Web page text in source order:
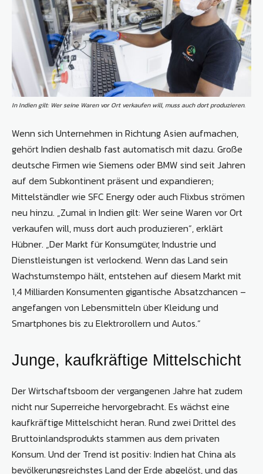
In Indien gilt: Wer seine Waren vor Ort verkaufen will, muss auch dort produzieren.
Wenn sich Unternehmen in Richtung Asien aufmachen,
gehört Indien deshalb fast automatisch mit dazu. Große
deutsche Firmen wie Siemens oder BMW sind seit Jahren
auf dem Subkontinent präsent und expandieren;
Mittelständler wie SFC Energy oder auch Flixbus strömen
neu hinzu. „Zumal in Indien gilt: Wer seine Waren vor Ort
verkaufen will, muss dort auch produzieren“, erklärt
Hübner. „Der Markt für Konsumgüter, Industrie und
Dienstleistungen ist verlockend. Wenn das Land sein
Wachstumstempo hält, entstehen auf diesem Markt mit
1,4 Milliarden Konsumenten gigantische Absatzchancen –
angefangen von Lebensmitteln über Kleidung und
Smartphones bis zu Elektrorollern und Autos.“
Junge, kaufkräftige Mittelschicht
Der Wirtschaftsboom der vergangenen Jahre hat zudem
nicht nur Superreiche hervorgebracht. Es wächst eine
kaufkräftige Mittelschicht heran. Rund zwei Drittel des
Bruttoinlandsprodukts stammen aus dem privaten
Konsum. Und der Trend ist positiv: Indien hat China als
bevölkerungsreichstes Land der Erde abgelöst, und das